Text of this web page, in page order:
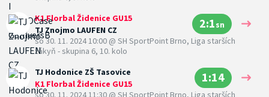
K1 Florbal Židenice GU15
TJ Znojmo LAUFEN CZ
2:1sn
so 30. 11. 2024 10:00 @ SH SportPoint Brno, Liga starších
žákyň - skupina 6, 10. kolo
TJ Hodonice ZŠ Tasovice
K1 Florbal Židenice GU15
1:14
so 30. 11. 2024 11:30 @ SH SportPoint Brno, Liga starších